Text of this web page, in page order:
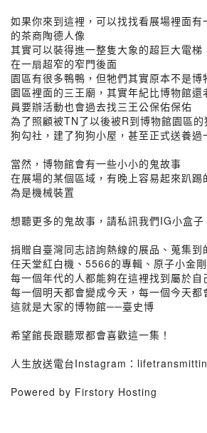
如果你來到這裡，可以找找看展場裡面有
的茶商陶德人像
其實可以裝得進一整隻大象的超巨大電梯
在一扇超窄的窄門後面
園區有很多鴨鴨，但牠們其實原本不是博
園區裡面的三王廟，其實年紀比博物館
員要辦活動也會過去找三王公保佑保佑
為了照顧被TN了以後被R到博物館園區
狗勾社，建了狗狗小屋，甚至正式送養過
當然，博物館會有一些小小的鬼故事
在展場的某個區域，有晚上容易起來趴踢
為是機械裝置
想聽更多的鬼故事，請私訊我們IG小盒子
捐贈自臺灣同志諮詢熱線的展品、蒐集到
任天堂紅白機、5566的專輯、原子小金剛
每一個年代的人都能夠在這裡找到屬於自
每一個明天都會變成今天，每一個今天都
這就是大家的博物館──臺史博
希望館長跟聽眾都會喜歡這一集！
人生放送電台Instagram：
Powered by Firstory Hosting